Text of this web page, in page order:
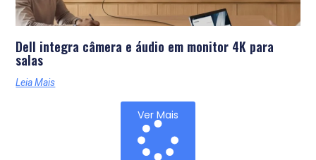
Dell integra câmera e áudio em monitor 4K para
salas
Leia Mais
Ver Mais